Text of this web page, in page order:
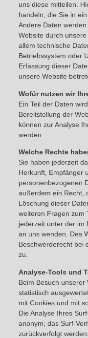
uns diese mitteilen.
handeln, die Sie in
Andere Daten
Website durch
allem technische
Betriebssystem oder
Erfassung dieser
unsere Website
Wofür nutzen wir
Ein Teil der Daten
Bereitstellung der
können zur Analyse
werden.
Welche Rechte
Sie haben jederzeit
Herkunft, Empfänger
personenbezogenen
außerdem ein Recht,
Löschung dieser
weiteren Fragen zum
jederzeit unter der im
an uns wenden. Des
Beschwerderecht bei
zu.
Analyse-Tools und
Beim Besuch unserer
statistisch
mit Cookies und mit
Die Analyse Ihres
anonym; das Surf-
zurückverfolgt